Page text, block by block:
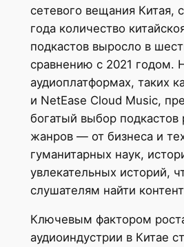
сетевого вещания Китая,
года количество
подкастов выросло в
сравнению с 2021 годом.
аудиоплатформах, таких
и NetEase Cloud Music,
богатый выбор подкастов
жанров — от бизнеса и
гуманитарных наук,
увлекательных историй,
слушателям найти
Ключевым фактором
аудиоиндустрии в Китае